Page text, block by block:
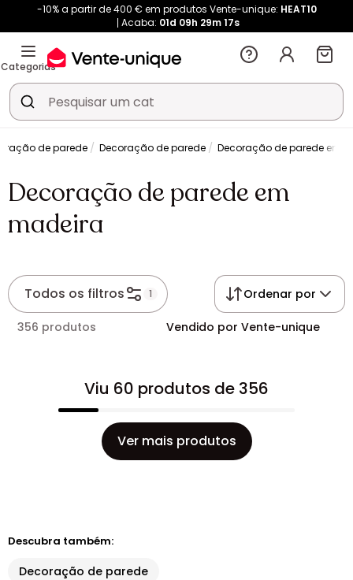
-10% a partir de 400 € em produtos Vente-unique: HEAT10
Acaba: 01d 09h 29m 17s
Categorias
de parede Decoração de parede Decoração de parede em
Decoração de parede em
madeira
Todos os filtros 1 Ordenar por
356 produtos Vendido por Vente-unique
Viu 60 produtos de 356
Ver mais produtos
Descubra também:
Decoração de parede